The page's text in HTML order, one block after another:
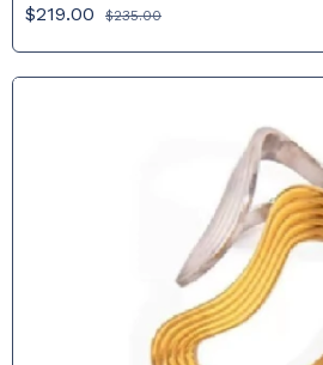
$219.00 $235.00